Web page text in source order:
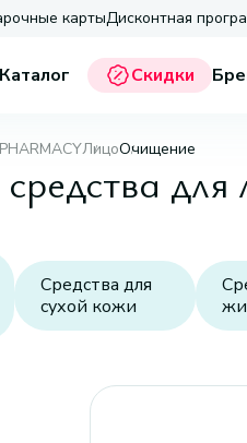
картыДисконтная
Каталог Скидки
ЛицоОчищение
Средства для
сухой кожи